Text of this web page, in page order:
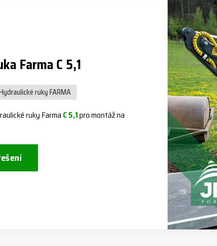
Farma C 5,1
ruky FARMA
ruky FarmaC 5,1pro montáž na